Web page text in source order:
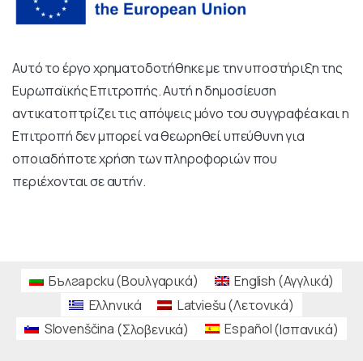
Αυτό το έργο χρηματοδοτήθηκε με την υποστήριξη της
Ευρωπαϊκής Επιτροπής.Αυτή η δημοσίευση
αντικατοπτρίζει τις απόψεις μόνο του συγγραφέα και η
Επιτροπή δεν μπορεί να θεωρηθεί υπεύθυνη για
οποιαδήποτε χρήση των πληροφοριών που
περιέχονται σε αυτήν.
Български(Βουλγαρικά) English (Αγγλικά)
Ελληνικά
Latviešu(Λετονικά)
Slovenščina (Σλοβενικά) Español(Ισπανικά)